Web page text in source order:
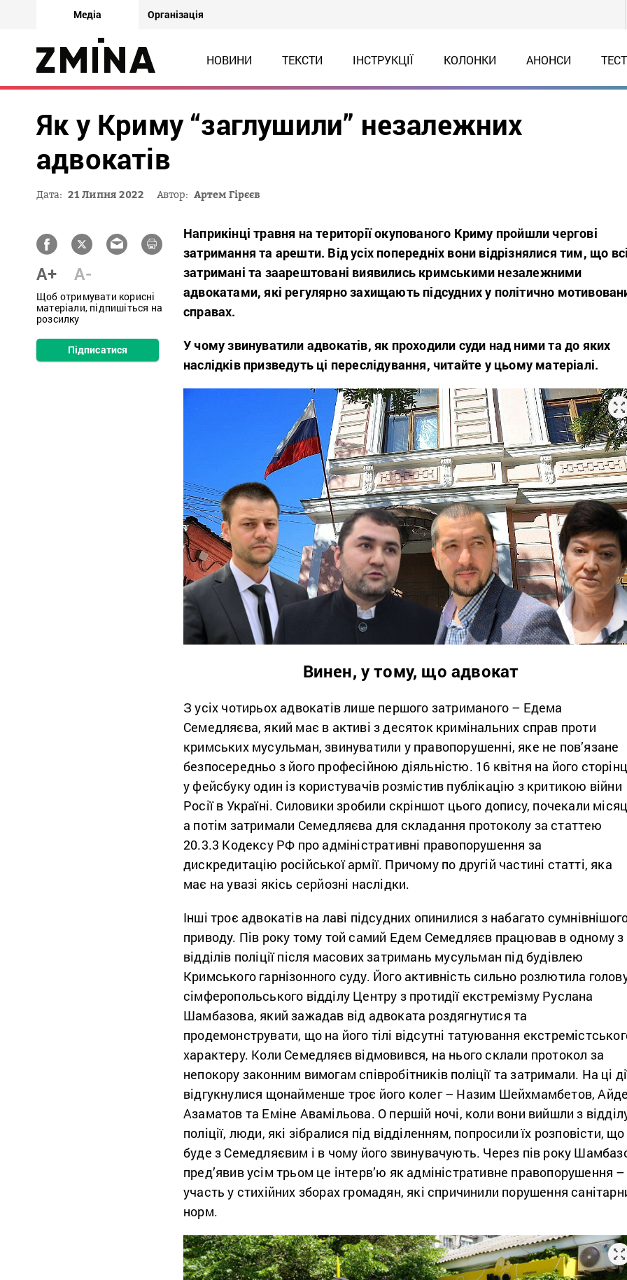
Медіа Організація
НОВИНИ ТЕКСТИ ІНСТРУКЦІЇ КОЛОНКИ АНОНСИ
Як у Криму “заглушили” незалежних
адвокатів
Дата: 21 Липня 2022 Автор: Артем Гірєєв
A+ A-
Щоб отримувати корисні
матеріали, підпишіться на
розсилку
Підписатися
Наприкінці травня на території окупованого Криму пройшли чергові
затримання та арешти. Від усіх попередніх вони відрізнялися тим, що
затримані та заарештовані виявились кримськими незалежними
адвокатами, які регулярно захищають підсудних у політично
справах.
У чому звинуватили адвокатів, як проходили суди над ними та до яких
наслідків призведуть ці переслідування, читайте у цьому матеріалі.
Винен, у тому, що адвокат
З усіх чотирьох адвокатів лише першого затриманого – Едема
Семедляєва, який має в активі з десяток кримінальних справ проти
кримських мусульман, звинуватили у правопорушенні, яке не пов’язане
безпосередньо з його професійною діяльністю. 16 квітня на його
у фейсбуку один із користувачів розмістив публікацію з критикою війни
Росії в Україні. Силовики зробили скріншот цього допису, почекали
а потім затримали Семедляєва для складання протоколу за статтею
20.3.3 Кодексу РФ про адміністративні правопорушення за
дискредитацію російської армії. Причому по другій частині статті, яка
має на увазі якісь серйозні наслідки.
Інші троє адвокатів на лаві підсудних опинилися з набагато
приводу. Пів року тому той самий Едем Семедляєв працював в одному з
відділів поліції після масових затримань мусульман під будівлею
Кримського гарнізонного суду. Його активність сильно розлютила
сімферопольського відділу Центру з протидії екстремізму Руслана
Шамбазова, який зажадав від адвоката роздягнутися та
продемонструвати, що на його тілі відсутні татуювання
характеру. Коли Семедляєв відмовився, на нього склали протокол за
непокору законним вимогам співробітників поліції та затримали. На ці
відгукнулися щонайменше троє його колег – Назим Шейхмамбетов,
Азаматов та Еміне Авамільова. О першій ночі, коли вони вийшли з
поліції, люди, які зібралися під відділенням, попросили їх розповісти, що
буде з Семедляєвим і в чому його звинувачують. Через пів року
пред’явив усім трьом це інтерв’ю як адміністративне правопорушення –
участь у стихійних зборах громадян, які спричинили порушення
норм.